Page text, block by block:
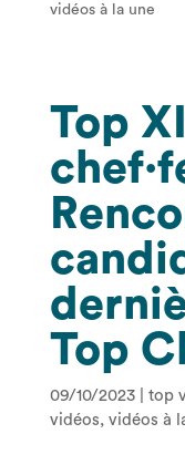
vidéos à la une
Top
Top
09/10/2023| top
vidéos, vidéos à